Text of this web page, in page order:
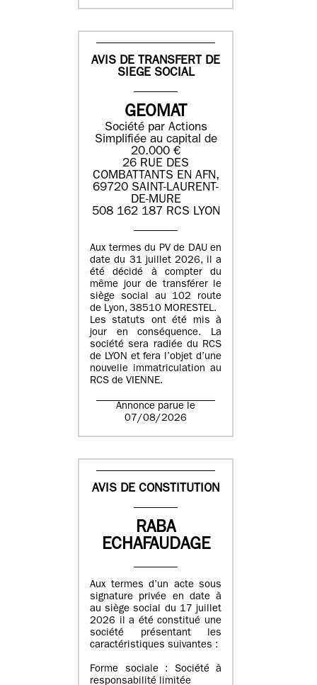
AVIS DE TRANSFERT DE
SIEGE SOCIAL
GEOMAT
Société par Actions
Simplifiée au capital de
20.000 €
26 RUE DES
COMBATTANTS EN AFN,
69720 SAINT-LAURENT-
DE-MURE
508 162 187 RCS LYON
Aux termes du PV de DAU en
date du 31 juillet 2026, il a
été décidé à compter du
même jour de transférer le
siège social au 102 route
de Lyon, 38510 MORESTEL.
Les statuts ont été mis à
jour en conséquence. La
société sera radiée du RCS
de LYON et fera l’objet d’une
nouvelle immatriculation au
RCS de VIENNE.
Annonce parue le
07/08/2026
AVIS DE CONSTITUTION
RABA
ECHAFAUDAGE
Aux termes d’un acte sous
signature privée en date à
au siège social du 17 juillet
2026 il a été constitué une
société présentant les
caractéristiques suivantes :
Forme sociale : Société à
responsabilité limitée